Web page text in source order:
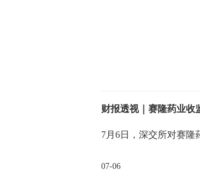
7月6日，深交所对赛隆
07-06